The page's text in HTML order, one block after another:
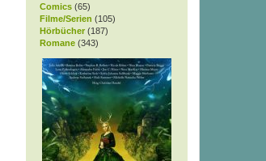
Comics (65)
Filme/Serien (105)
Hörbücher (187)
Romane (343)